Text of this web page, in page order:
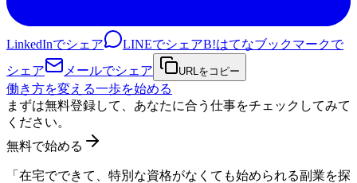
LinkedInでシェア LINEでシェアB!はてなブックマークで
シェア
メールでシェア URLをコピー
働き方を変える一歩を始める
まずは無料登録して、あなたに合う仕事をチェックしてみて
ください。
無料で始める
「在宅でできて、特別な資格がなくても始められる副業を探